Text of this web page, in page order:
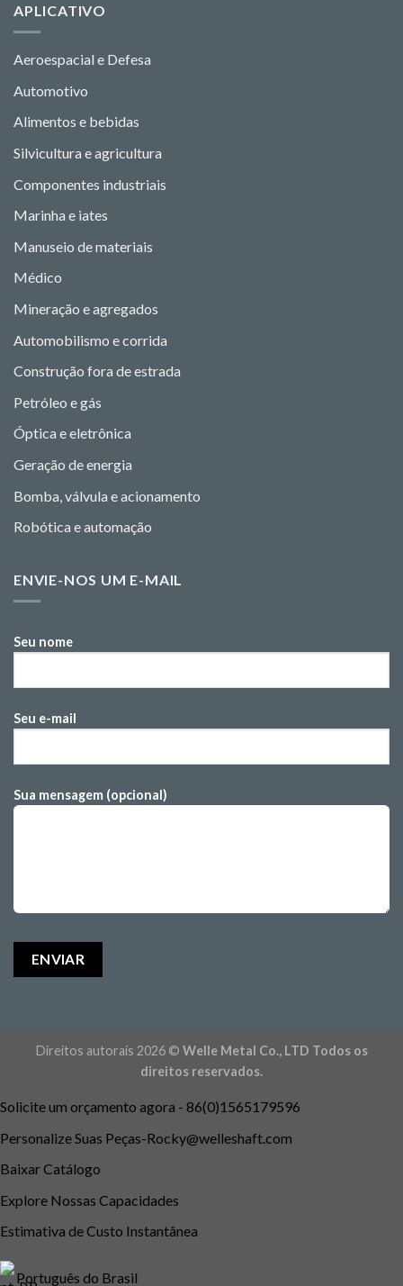
APLICATIVO
Aeroespacial e Defesa
Automotivo
Alimentos e bebidas
Silvicultura e agricultura
Componentes industriais
Marinha e iates
Manuseio de materiais
Médico
Mineração e agregados
Automobilismo e corrida
Construção fora de estrada
Petróleo e gás
Óptica e eletrônica
Geração de energia
Bomba, válvula e acionamento
Robótica e automação
ENVIE-NOS UM E-MAIL
Seu nome
Seu e-mail
Sua mensagem (opcional)
Direitos autorais 2026 © Welle Metal Co., LTD Todos os
direitos reservados.
Solicite um orçamento agora - 86(0)1565179596
Personalize Suas Peças-Rocky@welleshaft.com
Baixar Catálogo
Explore Nossas Capacidades
Estimativa de Custo Instantânea
Português do Brasil